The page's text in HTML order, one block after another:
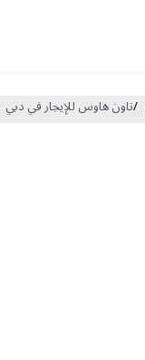
/تاون هاوس للإيجار في دبي